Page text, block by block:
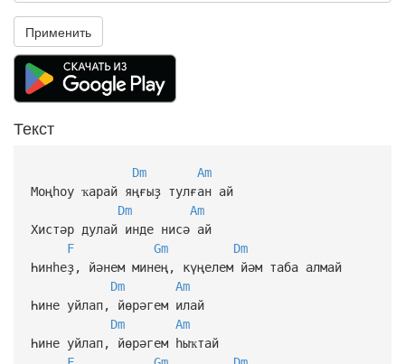
Применить
Текст
Dm
Am
Моңһоу ҡарай яңғыҙ тулған ай
Dm
Am
Хистәр дулай инде нисә ай
F
Gm
Dm
Һинһеҙ, йәнем минең, күңелем йәм таба алмай
Dm
Am
Һине уйлап, йөрәгем илай
Dm
Am
Һине уйлап, йөрәгем һыҡтай